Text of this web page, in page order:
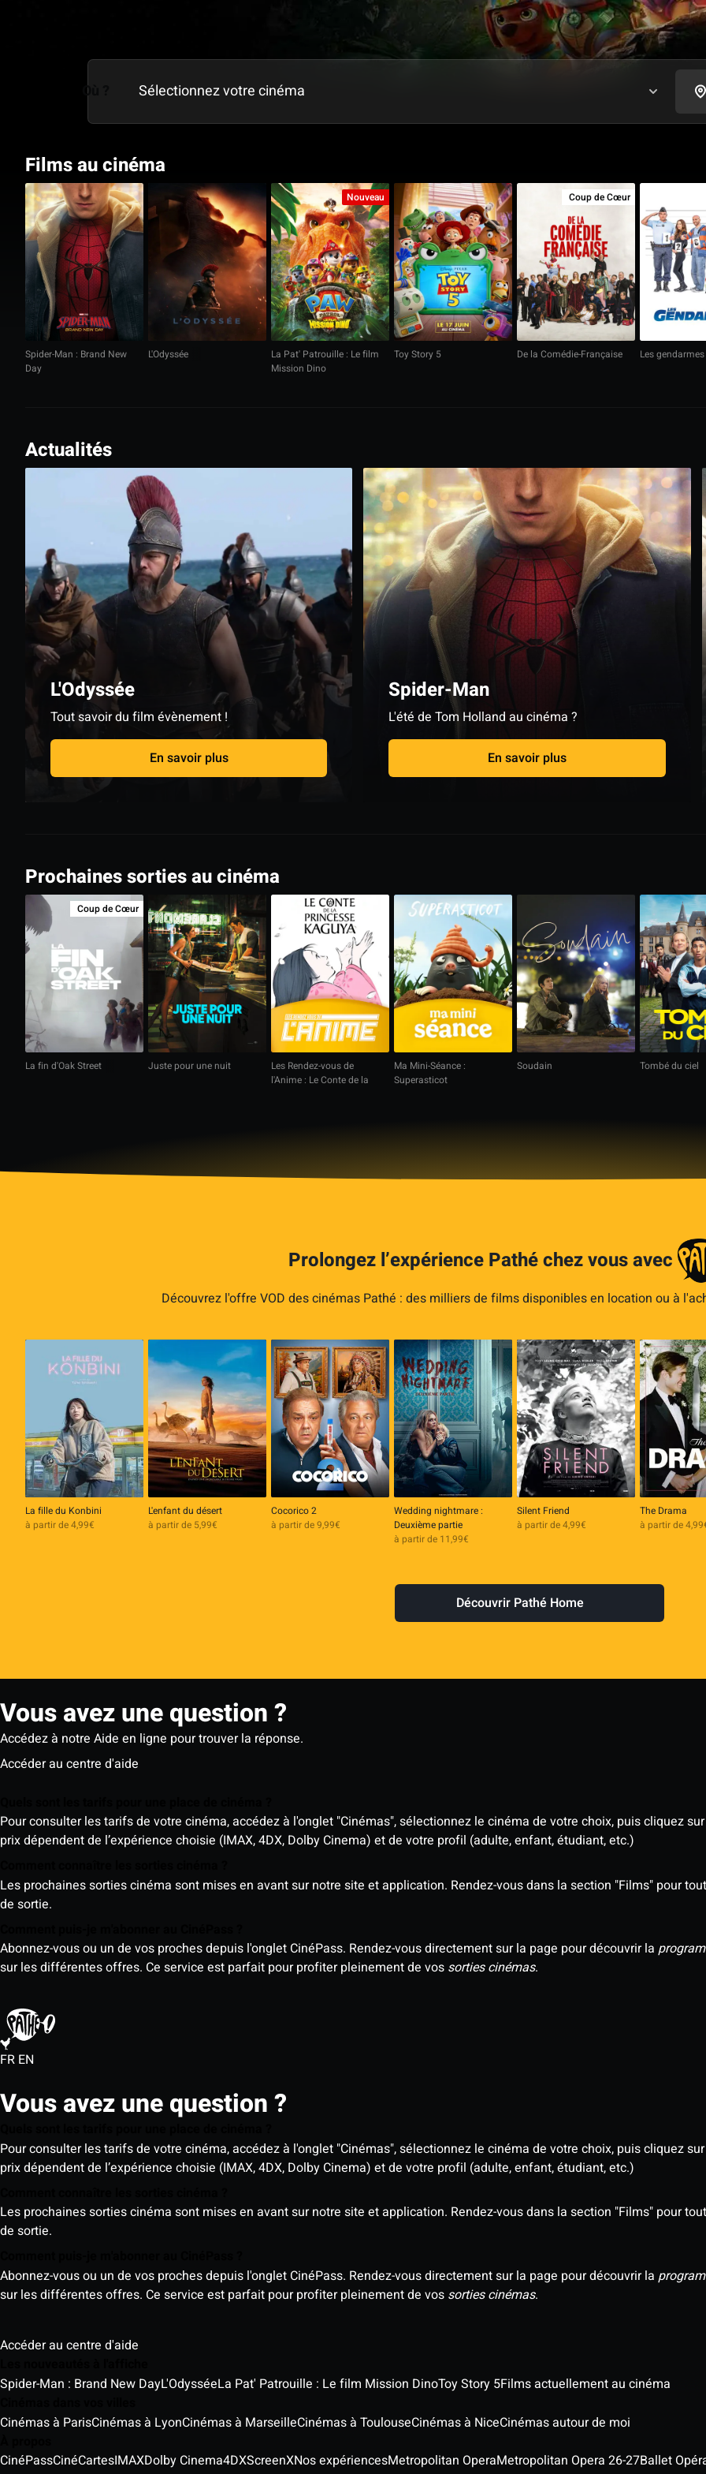
Où ?
Films au cinéma
Spider-Man : Brand New
Day
L'Odyssée
La Pat' Patrouille : Le film
Mission Dino
Nouveau
Toy Story 5 De la Comédie-Française
Coup de Cœur
Les gendarmes
Actualités
L'Odyssée
Tout savoir du film évènement !
En savoir plus
Spider-Man
L'été de Tom Holland au cinéma ?
En savoir plus
Prochaines sorties au cinéma
La fin d'Oak Street
Coup de Cœur
Juste pour une nuit
Les Rendez-vous de
l'Anime : Le Conte de la
Ma Mini-Séance :
Superasticot
Soudain Tombé du ciel
Prolongez l’expérience Pathé chez vous avec
Découvrez l'offre VOD des cinémas Pathé : des milliers de films disponibles en location ou à
La fille du Konbini
à partir de 4,99€
L'enfant du désert
à partir de 5,99€
Cocorico 2
à partir de 9,99€
Wedding nightmare :
Deuxième partie
à partir de 11,99€
Silent Friend
à partir de 4,99€
The Drama
à partir de
Découvrir Pathé Home
Vous avez une question ?
Accédez à notre Aide en ligne pour trouver la réponse.
Accéder au centre d'aide
Pour consulter les tarifs de votre cinéma, accédez à l'onglet "Cinémas", sélectionnez le cinéma de votre choix, puis cliquez
prix dépendent de l’expérience choisie (IMAX, 4DX, Dolby Cinema) et de votre profil (adulte, enfant, étudiant, etc.)
Les prochaines sorties cinéma sont mises en avant sur notre site et application. Rendez-vous dans la section "Films" pour
de sortie.
Abonnez-vous ou un de vos proches depuis l'onglet CinéPass. Rendez-vous directement sur la page pour découvrir la
sur les différentes offres. Ce service est parfait pour profiter pleinement de vos sorties cinémas.
FR EN
Vous avez une question ?
Pour consulter les tarifs de votre cinéma, accédez à l'onglet "Cinémas", sélectionnez le cinéma de votre choix, puis cliquez
prix dépendent de l’expérience choisie (IMAX, 4DX, Dolby Cinema) et de votre profil (adulte, enfant, étudiant, etc.)
Les prochaines sorties cinéma sont mises en avant sur notre site et application. Rendez-vous dans la section "Films" pour
de sortie.
Abonnez-vous ou un de vos proches depuis l'onglet CinéPass. Rendez-vous directement sur la page pour découvrir la
sur les différentes offres. Ce service est parfait pour profiter pleinement de vos sorties cinémas.
Accéder au centre d'aide
Spider-Man : Brand New DayL'OdysséeLa Pat' Patrouille : Le film Mission DinoToy Story 5Films actuellement au cinéma
Cinémas à ParisCinémas à LyonCinémas à MarseilleCinémas à ToulouseCinémas à NiceCinémas autour de moi
CinéPassCinéCartesIMAXDolby Cinema4DXScreenXNos expériencesMetropolitan OperaMetropolitan Opera 26-27Ballet